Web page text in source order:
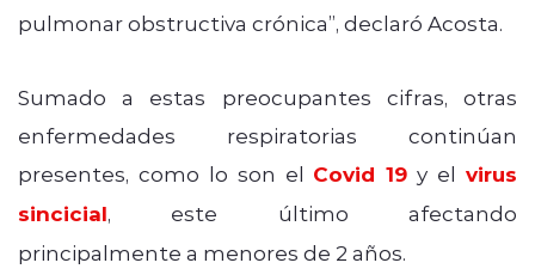
pulmonar obstructiva crónica”, declaró Acosta.
Sumado a estas preocupantes cifras, otras
enfermedades respiratorias continúan
presentes, como lo son el Covid 19 y elvirus
sincicial, este último afectando
principalmente a menores de 2 años.